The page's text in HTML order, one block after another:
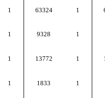
1 63324 1
1 9328 1
1 13772 1
1 1833 1